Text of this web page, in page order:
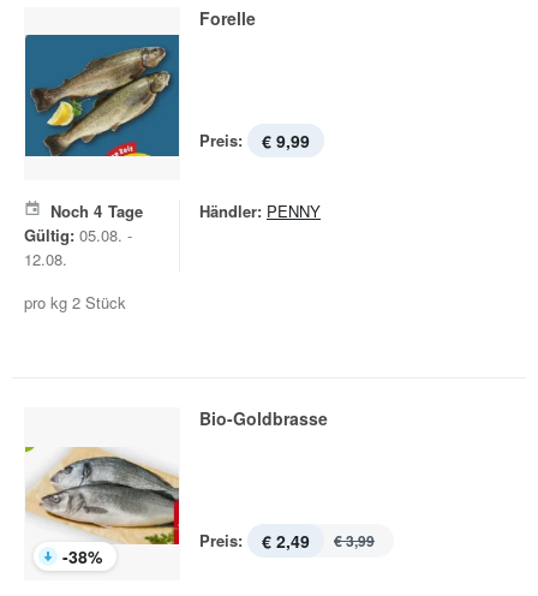
Forelle
Preis: € 9,99
Noch 4 Tage
Gültig: 05.08. -
12.08.
Händler: PENNY
pro kg 2 Stück
-38%
Bio-Goldbrasse
Preis: € 2,49 € 3,99